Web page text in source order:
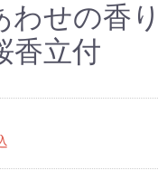
せの香
立付